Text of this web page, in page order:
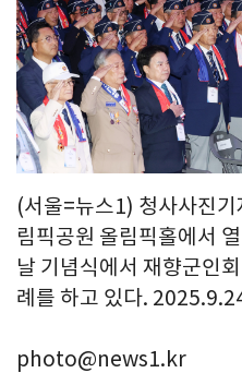
(서울=뉴스1) 청사사진
림픽공원 올림픽홀에서
날 기념식에서 재향군인
례를 하고 있다.
photo@news1.kr